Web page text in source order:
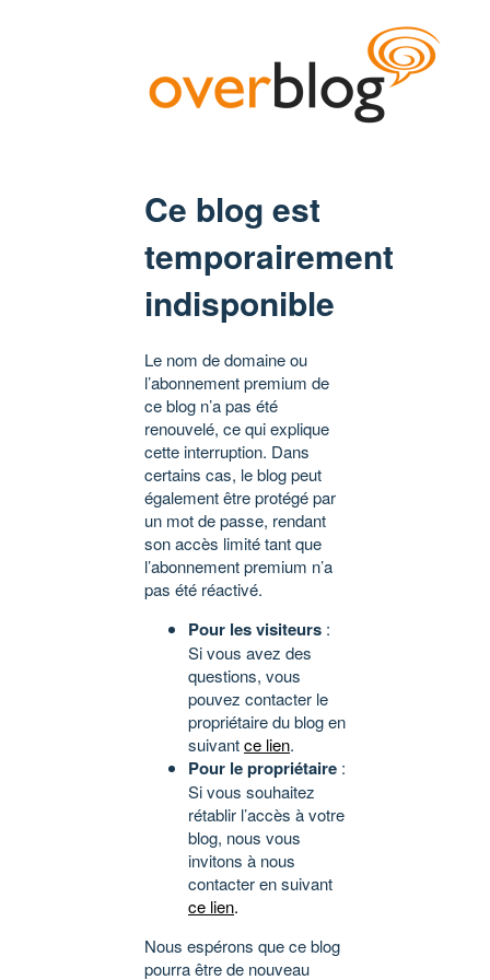
Ce blog est
temporairement
indisponible
Le nom de domaine ou
l’abonnement premium de
ce blog n’a pas été
renouvelé, ce qui explique
cette interruption. Dans
certains cas, le blog peut
également être protégé par
un mot de passe, rendant
son accès limité tant que
l’abonnement premium n’a
pas été réactivé.
Pour les visiteurs :
Si vous avez des
questions, vous
pouvez contacter le
propriétaire du blog en
suivantce lien.
Pour le propriétaire :
Si vous souhaitez
rétablir l’accès à votre
blog, nous vous
invitons à nous
contacter en suivant
ce lien.
Nous espérons que ce blog
pourra être de nouveau